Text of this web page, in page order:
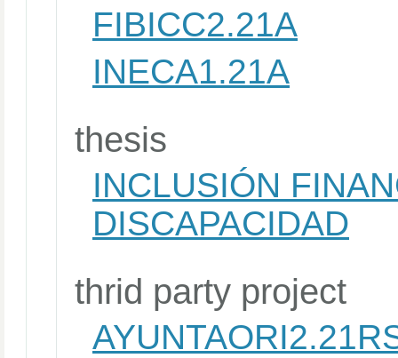
FIBICC2.21A
INECA1.21A
thesis
INCLUSIÓN
DISCAPACIDAD
thrid party project